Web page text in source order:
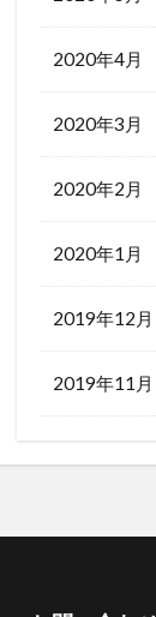
2020年4月
2020年3月
2020年2月
2020年1月
2019年12月
2019年11月